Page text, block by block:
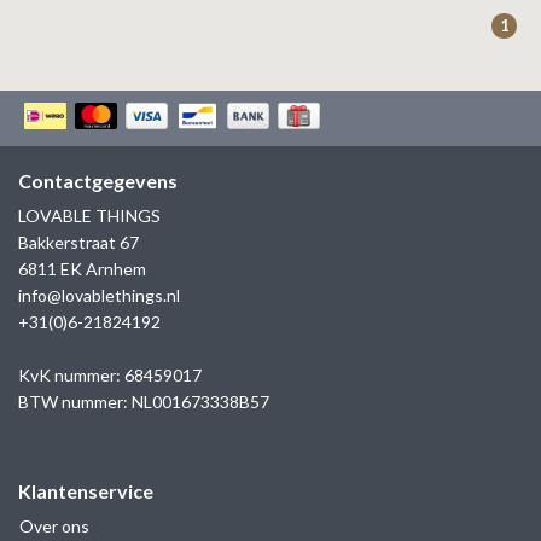
KAPTEN & SON
1
Contactgegevens
LOVABLE THINGS
Bakkerstraat 67
6811 EK Arnhem
info@lovablethings.nl
+31(0)6-21824192
KvK nummer: 68459017
BTW nummer: NL001673338B57
Klantenservice
Over ons